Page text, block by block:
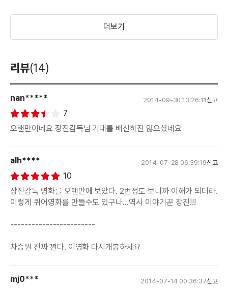
＜하이힐＞ 메인 예고편
더보기
리뷰(14)
nan***** 2014-09-30 13:26:11신고
7
오랜만이네요 장진감독님 기대를 배신하진 않으셨네요
alh**** 2014-07-28 06:39:19신고
10
장진감독 영화를 오랜만에 보았다. 2번정도 보니까 이해가 되더라.
이렇게 퀴어영화를 만들수도 있구나...역시 이야기꾼 장진!!!
------------------------
차승원 진짜 쩐다. 이영화 다시개봉하세요
mj0*** 2014-07-14 00:36:37신고